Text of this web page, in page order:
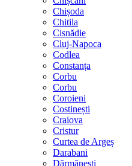
Chișoda
Chitila
Cisnădie
Cluj-Napoca
Codlea
Constanța
Corbu
Corbu
Coroieni
Costinești
Craiova
Cristur
Curtea de Argeș
Darabani
Dărmănești